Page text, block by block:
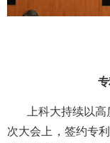
上科大持续以
次大会上，签约专